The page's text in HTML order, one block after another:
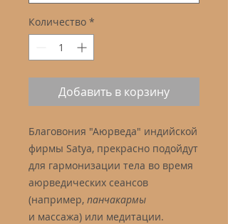
Количество *
Добавить в корзину
Благовония "Аюрведа" индийской
фирмы Satya, прекрасно подойдут
для гармонизации тела во время
аюрведических сеансов
(например, панчакармы
и массажа) или медитации.